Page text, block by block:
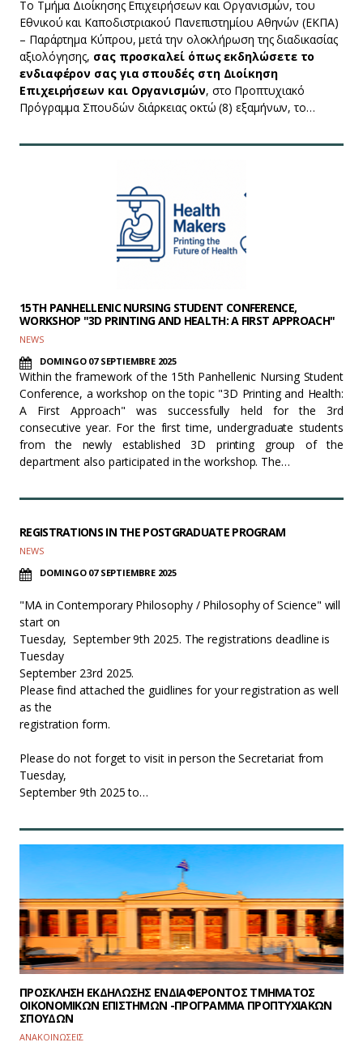
Το Τμήμα Διοίκησης Επιχειρήσεων και Οργανισμών, του
Εθνικού και Καποδιστριακού Πανεπιστημίου Αθηνών (ΕΚΠΑ)
– Παράρτημα Κύπρου, μετά την ολοκλήρωση της διαδικασίας
αξιολόγησης, σας προσκαλεί όπως εκδηλώσετε το
ενδιαφέρον σας για σπουδές στη Διοίκηση
Επιχειρήσεων και Οργανισμών, στο Προπτυχιακό
Πρόγραμμα Σπουδών διάρκειας οκτώ (8) εξαμήνων, το…
15TH PANHELLENIC NURSING STUDENT CONFERENCE,
WORKSHOP "3D PRINTING AND HEALTH: A FIRST APPROACH"
NEWS
DOMINGO 07 SEPTIEMBRE 2025
Within the framework of the 15th Panhellenic Nursing Student
Conference, a workshop on the topic "3D Printing and Health:
A First Approach" was successfully held for the 3rd
consecutive year. For the first time, undergraduate students
from the newly established 3D printing group of the
department also participated in the workshop. The…
REGISTRATIONS IN THE POSTGRADUATE PROGRAM
NEWS
DOMINGO 07 SEPTIEMBRE 2025
"MA in Contemporary Philosophy / Philosophy of Science" will
start on
Tuesday, September 9th 2025. The registrations deadline is
Tuesday
September 23rd 2025.
Please find attached the guidlines for your registration as well
as the
registration form.
Please do not forget to visit in person the Secretariat from
Tuesday,
September 9th 2025 to…
ΠΡΟΣΚΛΗΣΗ ΕΚΔΗΛΩΣΗΣ ΕΝΔΙΑΦΕΡΟΝΤΟΣ ΤΜΗΜΑΤΟΣ
ΟΙΚΟΝΟΜΙΚΩΝ ΕΠΙΣΤΗΜΩΝ -ΠΡΟΓΡΑΜΜΑ ΠΡΟΠΤΥΧΙΑΚΩΝ
ΣΠΟΥΔΩΝ
ΑΝΑΚΟΙΝΩΣΕΙΣ